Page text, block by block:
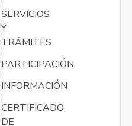
SERVICIOS
Y
TRÁMITES
PARTICIPACIÓN
INFORMACIÓN
CERTIFICADO
DE